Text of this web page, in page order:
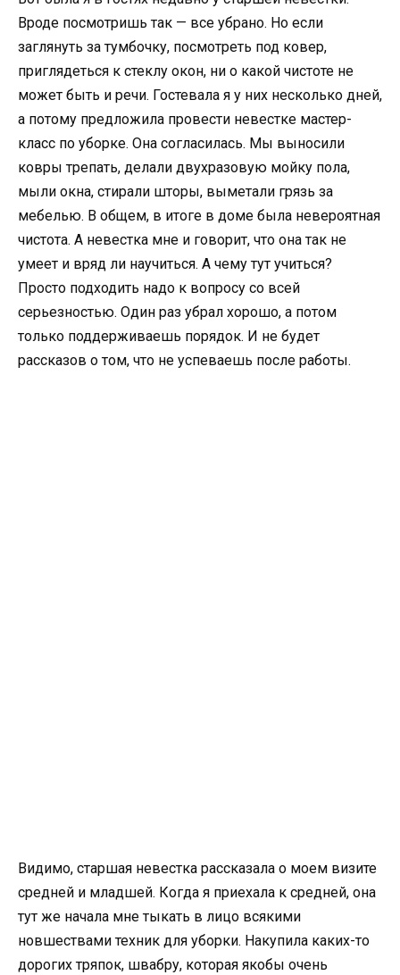
Вроде посмотришь так — все убрано. Но если
заглянуть за тумбочку, посмотреть под ковер,
приглядеться к стеклу окон, ни о какой чистоте не
может быть и речи. Гостевала я у них несколько дней,
а потому предложила провести невестке мастер-
класс по уборке. Она согласилась. Мы выносили
ковры трепать, делали двухразовую мойку пола,
мыли окна, стирали шторы, выметали грязь за
мебелью. В общем, в итоге в доме была невероятная
чистота. А невестка мне и говорит, что она так не
умеет и вряд ли научиться. А чему тут учиться?
Просто подходить надо к вопросу со всей
серьезностью. Один раз убрал хорошо, а потом
только поддерживаешь порядок. И не будет
рассказов о том, что не успеваешь после работы.
Видимо, старшая невестка рассказала о моем визите
средней и младшей. Когда я приехала к средней, она
тут же начала мне тыкать в лицо всякими
новшествами техник для уборки. Накупила каких-то
дорогих тряпок, швабру, которая якобы очень